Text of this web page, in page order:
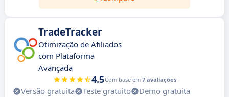
TradeTracker
Otimização de Afiliados
com Plataforma
Avançada
4.5Com base em 7 avaliações
Versão gratuita Teste gratuito
Demo gratuita